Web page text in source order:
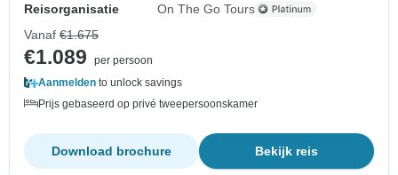
Reisorganisatie
On The Go Tours
Vanaf €1.675
€1.089
per persoon
Aanmelden to unlock savings
Prijs gebaseerd op privé tweepersoonskamer
Bekijk reis
Download brochure